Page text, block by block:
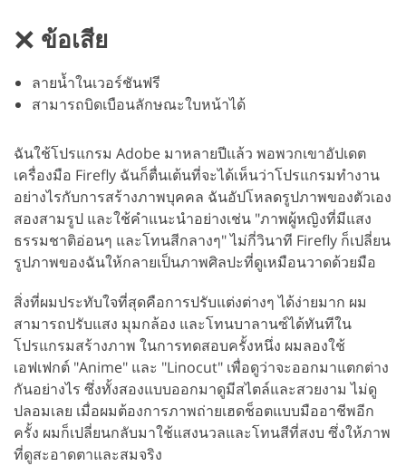
ข้อเสีย
ลายน้ำในเวอร์ชันฟรี
สามารถบิดเบือนลักษณะใบหน้าได้
ฉันใช้โปรแกรม Adobe มาหลายปีแล้ว พอพวกเขาอัปเดต
เครื่องมือ Firefly ฉันก็ตื่นเต้นที่จะได้เห็นว่าโปรแกรมทำงาน
อย่างไรกับการสร้างภาพบุคคล ฉันอัปโหลดรูปภาพของตัวเอง
สองสามรูป และใช้คำแนะนำอย่างเช่น "ภาพผู้หญิงที่มีแสง
ธรรมชาติอ่อนๆ และโทนสีกลางๆ" ไม่กี่วินาที Firefly ก็เปลี่ยน
รูปภาพของฉันให้กลายเป็นภาพศิลปะที่ดูเหมือนวาดด้วยมือ
สิ่งที่ผมประทับใจที่สุดคือการปรับแต่งต่างๆ ได้ง่ายมาก ผม
สามารถปรับแสง มุมกล้อง และโทนบาลานซ์ได้ทันทีใน
โปรแกรมสร้างภาพ ในการทดสอบครั้งหนึ่ง ผมลองใช้
เอฟเฟกต์ "Anime" และ "Linocut" เพื่อดูว่าจะออกมาแตกต่าง
กันอย่างไร ซึ่งทั้งสองแบบออกมาดูมีสไตล์และสวยงาม ไม่ดู
ปลอมเลย เมื่อผมต้องการภาพถ่ายเฮดช็อตแบบมืออาชีพอีก
ครั้ง ผมก็เปลี่ยนกลับมาใช้แสงนวลและโทนสีที่สงบ ซึ่งให้ภาพ
ที่ดูสะอาดตาและสมจริง